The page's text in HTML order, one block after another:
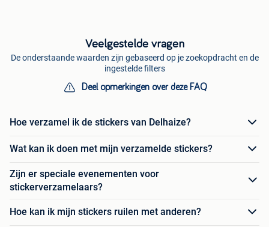
Veelgestelde vragen
De onderstaande waarden zijn gebaseerd op je zoekopdracht en de
ingestelde filters
Deel opmerkingen over deze FAQ
Hoe verzamel ik de stickers van Delhaize?
Wat kan ik doen met mijn verzamelde stickers?
Zijn er speciale evenementen voor
stickerverzamelaars?
Hoe kan ik mijn stickers ruilen met anderen?